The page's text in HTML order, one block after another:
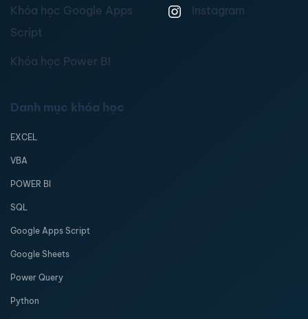
Khóa học Google Apps
Script
Khóa học Power BI
Instagram
Danh mục khóa học
EXCEL
VBA
POWER BI
SQL
Google Apps Script
Google Sheets
Power Query
Python